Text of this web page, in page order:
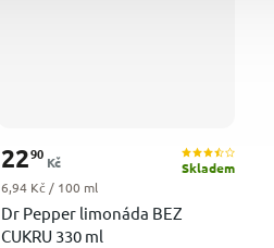
Dr Pepper limonáda BEZ
CUKRU 330 ml
Skladem
2290
Kč
Měrná cena:
6,94 Kč / 100 ml